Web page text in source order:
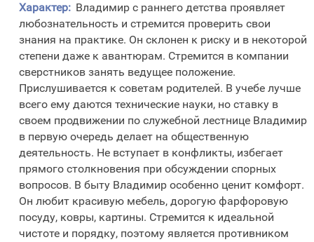
Характер: Владимир с раннего детства проявляет
любознательность и стремится проверить свои
знания на практике. Он склонен к риску и в некоторой
степени даже к авантюрам. Стремится в компании
сверстников занять ведущее положение.
Прислушивается к советам родителей. В учебе лучше
всего ему даются технические науки, но ставку в
своем продвижении по служебной лестнице Владимир
в первую очередь делает на общественную
деятельность. Не вступает в конфликты, избегает
прямого столкновения при обсуждении спорных
вопросов. В быту Владимир особенно ценит комфорт.
Он любит красивую мебель, дорогую фарфоровую
посуду, ковры, картины. Стремится к идеальной
чистоте и порядку, поэтому является противником